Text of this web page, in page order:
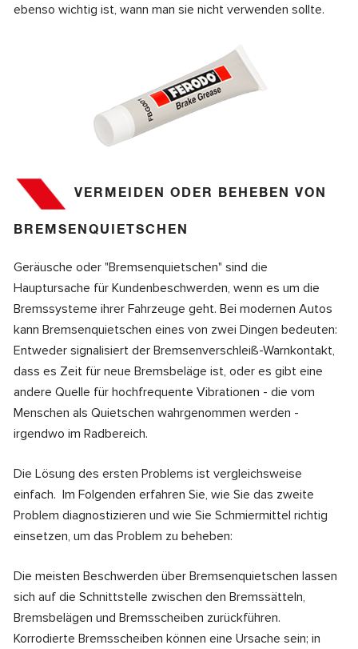
ebenso wichtig ist, wann man sie nicht verwenden sollte.
VERMEIDEN ODER BEHEBEN VON
BREMSENQUIETSCHEN
Geräusche oder "Bremsenquietschen" sind die
Hauptursache für Kundenbeschwerden, wenn es um die
Bremssysteme ihrer Fahrzeuge geht. Bei modernen Autos
kann Bremsenquietschen eines von zwei Dingen bedeuten:
Entweder signalisiert der Bremsenverschleiß-Warnkontakt,
dass es Zeit für neue Bremsbeläge ist, oder es gibt eine
andere Quelle für hochfrequente Vibrationen - die vom
Menschen als Quietschen wahrgenommen werden -
irgendwo im Radbereich.
Die Lösung des ersten Problems ist vergleichsweise
einfach. Im Folgenden erfahren Sie, wie Sie das zweite
Problem diagnostizieren und wie Sie Schmiermittel richtig
einsetzen, um das Problem zu beheben:
Die meisten Beschwerden über Bremsenquietschen lassen
sich auf die Schnittstelle zwischen den Bremssätteln,
Bremsbelägen und Bremsscheiben zurückführen.
Korrodierte Bremsscheiben können eine Ursache sein; in